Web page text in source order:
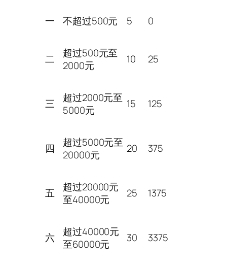
一 不超过500元 5 0
二
超过500元至
2000元
10 25
三
超过2000元至
5000元
15 125
四
超过5000元至
20000元
20 375
五
超过20000元
至40000元
25 1375
六
超过40000元
至60000元
30 3375